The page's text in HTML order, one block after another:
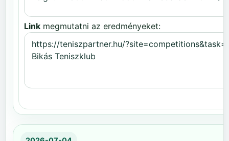
Link megmutatni az eredményeket: